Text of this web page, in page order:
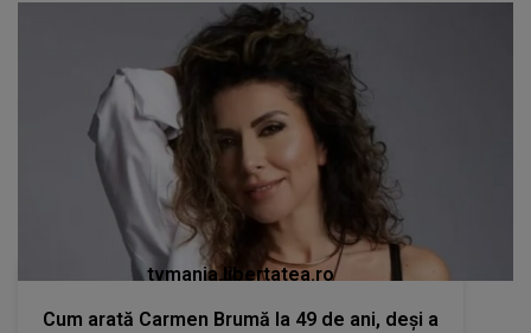
tvmania.libertatea.ro
Cum arată Carmen Brumă la 49 de ani, deși a